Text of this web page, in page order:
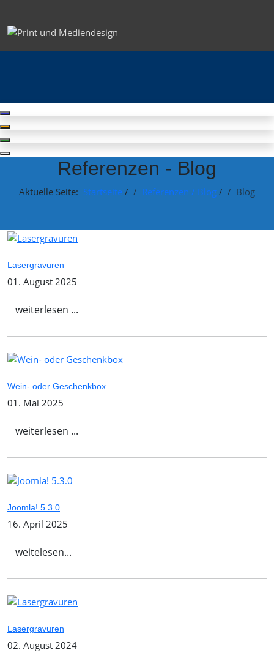
Referenzen - Blog
Aktuelle Seite: Startseite / Referenzen / Blog / Blog
Lasergravuren
01. August 2025
weiterlesen ...
Wein- oder Geschenkbox
01. Mai 2025
weiterlesen ...
Joomla! 5.3.0
16. April 2025
weitelesen...
Lasergravuren
02. August 2024